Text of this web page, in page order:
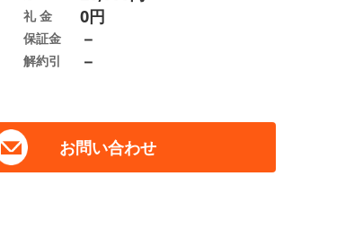
お問い合わせ
礼 金 0円
保証金 －
解約引 －